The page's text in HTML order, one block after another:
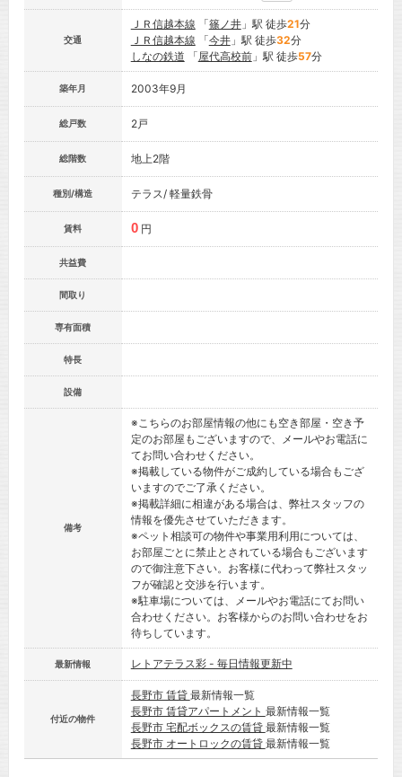
交通
ＪＲ信越本線 「篠ノ井」駅 徒歩21分
ＪＲ信越本線 「今井」駅 徒歩32分
しなの鉄道 「屋代高校前」駅 徒歩57分
築年月 2003年9月
総戸数 2戸
総階数 地上2階
種別/構造 テラス/ 軽量鉄骨
賃料 0 円
共益費
間取り
専有面積
特長
設備
備考
※こちらのお部屋情報の他にも空き部屋・空き予
定のお部屋もございますので、メールやお電話に
てお問い合わせください。
※掲載している物件がご成約している場合もござ
いますのでご了承ください。
※掲載詳細に相違がある場合は、弊社スタッフの
情報を優先させていただきます。
※ペット相談可の物件や事業用利用については、
お部屋ごとに禁止とされている場合もございます
ので御注意下さい。お客様に代わって弊社スタッ
フが確認と交渉を行います。
※駐車場については、メールやお電話にてお問い
合わせください。お客様からのお問い合わせをお
待ちしています。
最新情報 レトアテラス彩 - 毎日情報更新中
付近の物件
長野市 賃貸 最新情報一覧
長野市 賃貸アパートメント 最新情報一覧
長野市 宅配ボックスの賃貸 最新情報一覧
長野市 オートロックの賃貸 最新情報一覧